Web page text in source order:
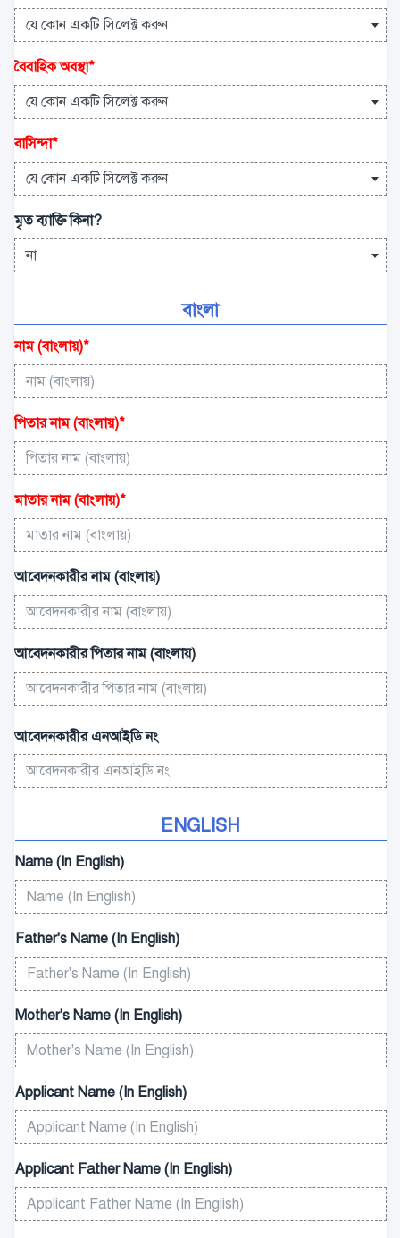
যে কোন একটি সিলেক্ট করুন
বৈবাহিক অবস্থা*
যে কোন একটি সিলেক্ট করুন
বাসিন্দা*
যে কোন একটি সিলেক্ট করুন
মৃত ব্যাক্তি কিনা?
না
বাংলা
নাম (বাংলায়)*
পিতার নাম (বাংলায়)*
মাতার নাম (বাংলায়)*
আবেদনকারীর নাম (বাংলায়)
আবেদনকারীর পিতার নাম (বাংলায়)
আবেদনকারীর এনআইডি নং
ENGLISH
Name (In English)
Father's Name (In English)
Mother's Name (In English)
Applicant Name (In English)
Applicant Father Name (In English)